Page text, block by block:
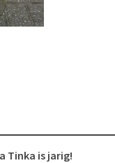
Tinka is jarig!